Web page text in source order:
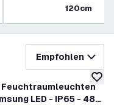
120cm
Empfohlen
zur
Feuchtraumleuchten
LED - IP65 - 48W
öffnen